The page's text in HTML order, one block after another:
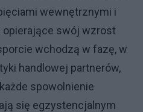
wewnętrznymi i
swój wzrost
wchodzą w fazę, w
handlowej partnerów,
spowolnienie
się egzystencjalnym